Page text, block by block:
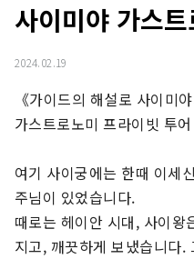
사이미야 가스
2024.02.19
《가이드의 해설로 사이미
가스트로노미 프라이빗 투
여기 사이궁에는 한때 이세
주님이 있었습니다.
때로는 헤이안 시대, 사이왕
지고, 깨끗하게 보냈습니다